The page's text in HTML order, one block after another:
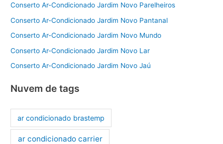
Conserto Ar-Condicionado Jardim Novo Parelheiros
Conserto Ar-Condicionado Jardim Novo Pantanal
Conserto Ar-Condicionado Jardim Novo Mundo
Conserto Ar-Condicionado Jardim Novo Lar
Conserto Ar-Condicionado Jardim Novo Jaú
Nuvem de tags
ar condicionado brastemp
ar condicionado carrier